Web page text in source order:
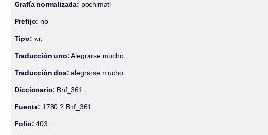
Grafía normalizada: pochimati
Prefijo: no
Tipo: v.r.
Traducción uno: Alegrarse mucho.
Traducción dos: alegrarse mucho.
Diccionario: Bnf_361
Fuente: 1780 ? Bnf_361
Folio: 403